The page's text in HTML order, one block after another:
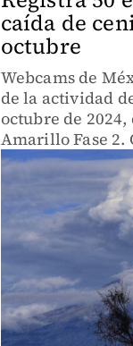
caída de
octubre
Webcams de
de la actividad
octubre de
Amarillo Fase 2.
últimas noticias.